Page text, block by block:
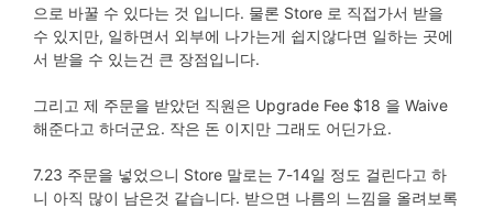
으로 바꿀 수 있다는 것 입니다. 물론 Store 로 직접가서 받을
수 있지만, 일하면서 외부에 나가는게 쉽지않다면 일하는 곳에
서 받을 수 있는건 큰 장점입니다.
그리고 제 주문을 받았던 직원은 Upgrade Fee $18 을 Waive
해준다고 하더군요. 작은 돈 이지만 그래도 어딘가요.
7.23 주문을 넣었으니 Store 말로는 7-14일 정도 걸린다고 하
니 아직 많이 남은것 같습니다. 받으면 나름의 느낌을 올려보록